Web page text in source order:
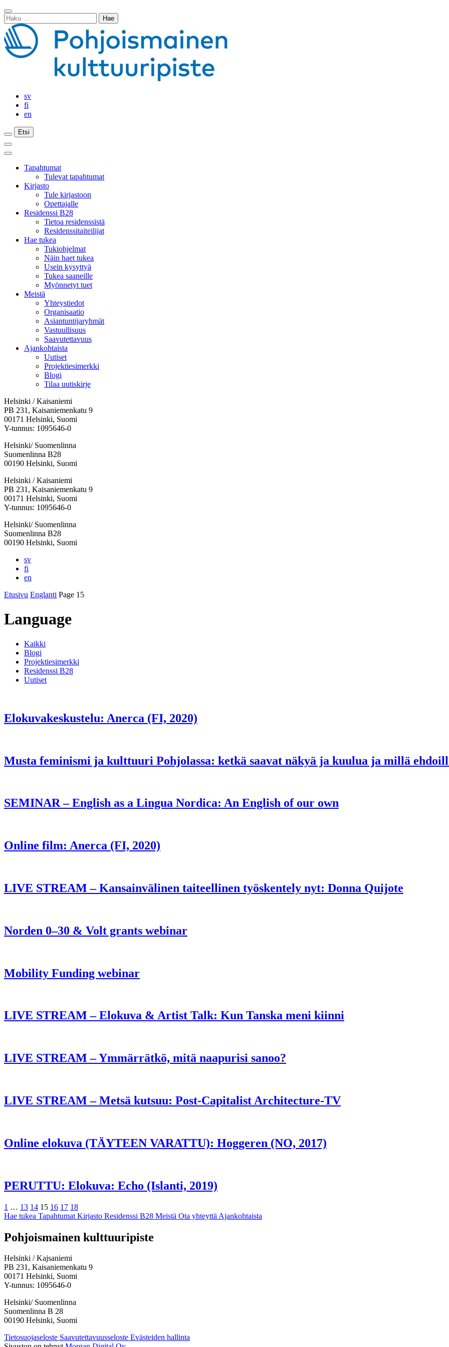
Siirry
sisältöön
Sulje
haku
Haku:
sv
fi
en
Etsi
Etsi
Etsi
Päävalikko
Sulje
päävalikkoTapahtumat
Tulevat tapahtumat
Kirjasto
Tule kirjastoon
Opettajalle
Residenssi B28
Tietoa residenssistä
Residenssitaiteilijat
Hae tukea
Tukiohjelmat
Näin haet tukea
Usein kysyttyä
Tukea saaneille
Myönnetyt tuet
Meistä
Yhteystiedot
Organisaatio
Asiantuntijaryhmät
Vastuullisuus
Saavutettavuus
Ajankohtaista
Uutiset
Projektiesimerkki
Blogi
Tilaa uutiskirje
Helsinki / Kaisaniemi
PB 231, Kaisaniemenkatu 9
00171 Helsinki, Suomi
Y-tunnus: 1095646-0
Helsinki/ Suomenlinna
Suomenlinna B28
00190 Helsinki, Suomi
Facebook:
Avataan
uuteen
välilehteen
Instagram:
Avataan
uuteen
välilehteen
TikTok:
Avataan
uuteen
välilehteen
Youtube:
Avataan
uuteen
välilehteen
Vimeo:
Avataan
uuteen
välilehteen
Helsinki / Kaisaniemi
PB 231, Kaisaniemenkatu 9
00171 Helsinki, Suomi
Y-tunnus: 1095646-0
Helsinki/ Suomenlinna
Suomenlinna B28
00190 Helsinki, Suomi
sv
fi
en
Etusivu Englanti Page 15
Language
Kaikki
Blogi
Projektiesimerkki
Residenssi B28
Uutiset
Elokuvakeskustelu: Anerca (FI, 2020)
Musta feminismi ja kulttuuri Pohjolassa: ketkä saavat näkyä ja kuulua ja millä
SEMINAR – English as a Lingua Nordica: An English of our own
Online film: Anerca (FI, 2020)
LIVE STREAM – Kansainvälinen taiteellinen työskentely nyt: Donna Quijote
Norden 0–30 & Volt grants webinar
Mobility Funding webinar
LIVE STREAM – Elokuva & Artist Talk: Kun Tanska meni kiinni
LIVE STREAM – Ymmärrätkö, mitä naapurisi sanoo?
LIVE STREAM – Metsä kutsuu: Post-Capitalist Architecture-TV
Online elokuva (TÄYTEEN VARATTU): Hoggeren (NO, 2017)
PERUTTU: Elokuva: Echo (Islanti, 2019)
Edellinen
Sivu
1 … Sivu
13 Sivu
14 Sivu
15 Sivu
16 Sivu
17 Sivu
18Seuraava
Hae tukea Tapahtumat Kirjasto Residenssi B28 Meistä Ota yhteyttä Ajankohtaista
Facebook:
Avataan
välilehteen
Instagram:
Avataan
välilehteen
TikTok:
Avataan
välilehteen
Youtube:
Avataan
välilehteen
Vimeo:
Avataan
välilehteen
Pohjoismainen kulttuuripiste
Helsinki / Kajsaniemi
PB 231, Kaisaniemenkatu 9
00171 Helsinki, Suomi
Y-tunnus: 1095646-0
Helsinki/ Suomenlinna
Suomenlinna B 28
00190 Helsinki, Suomi
Tietosuojaseloste Saavutettavuusseloste Evästeiden hallinta